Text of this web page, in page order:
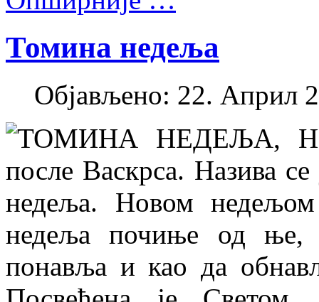
Томина недеља
Објављено: 22. Април
ТОМИНА НЕДЕЉА,
после Васкрса. Назива
недеља. Новом
недеља почиње од ње,
понавља и као да